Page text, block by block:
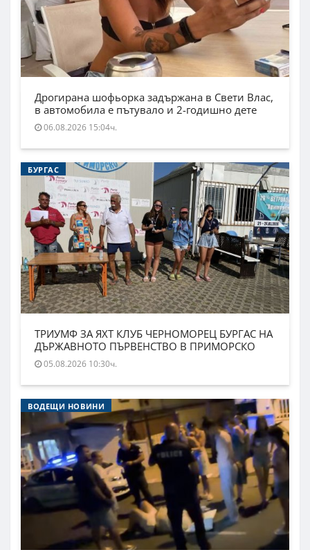
Дрогирана шофьорка задържана в Свети Влас,
в автомобила е пътувало и 2-годишно дете
06.08.2026 15:04ч.
БУРГАС
ТРИУМФ ЗА ЯХТ КЛУБ ЧЕРНОМОРЕЦ БУРГАС НА
ДЪРЖАВНОТО ПЪРВЕНСТВО В ПРИМОРСКО
05.08.2026 10:30ч.
ВОДЕЩИ НОВИНИ